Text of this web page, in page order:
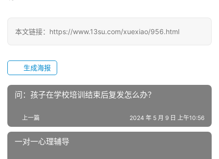
研
中
心
成
长
本文链接：https://www.13su.com/xuexiao/956.html
生成海报
问：孩子在学校培训结束后复发怎么办？
上一篇 2024 年 5 月 9 日 上午10:56
一对一心理辅导